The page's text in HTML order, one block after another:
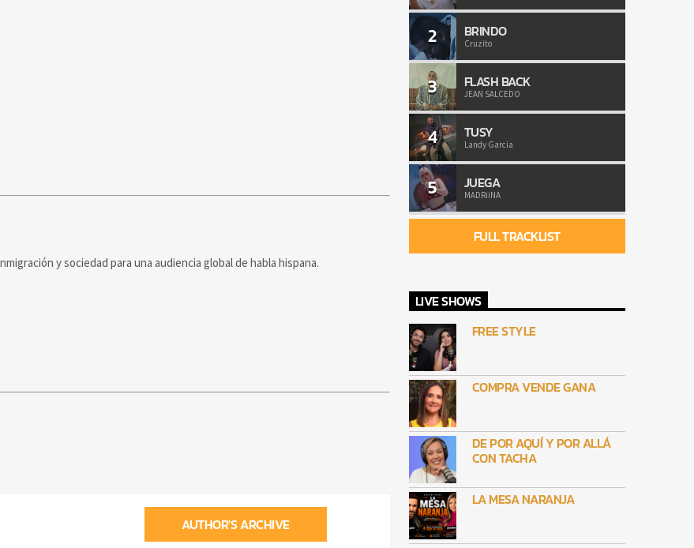
y sociedad para una audiencia global de habla hispana.
AUTHOR'S ARCHIVE
2 BRINDO
Cruzito
3 FLASH BACK
JEAN SALCEDO
4 TUSY
Landy Garcia
5 JUEGA
MADRiiNA
FULL TRACKLIST
LIVE SHOWS
FREE STYLE
COMPRA VENDE GANA
DE POR AQUÍ Y POR ALLÁ
CON TACHA
LA MESA NARANJA